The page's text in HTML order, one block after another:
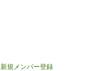
新規メンバー登録